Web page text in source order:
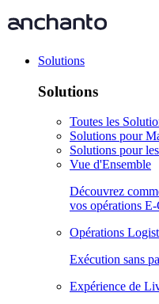
Solutions
Solutions
Toutes les
Solutions pour
Solutions pour
Vue d'Ensemble
Découvrez
vos opérations
Opérations
Exécution sans
Expérience de